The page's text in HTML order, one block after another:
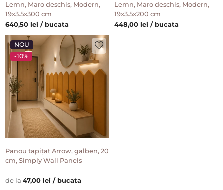
Lemn, Maro deschis, Modern,
19x3.5x300 cm
640,50 lei / bucata
Lemn, Maro deschis, Modern,
19x3.5x200 cm
448,00 lei / bucata
NOU
-10%
Panou tapițat Arrow, galben, 20
cm, Simply Wall Panels
de la47,00 lei / bucata